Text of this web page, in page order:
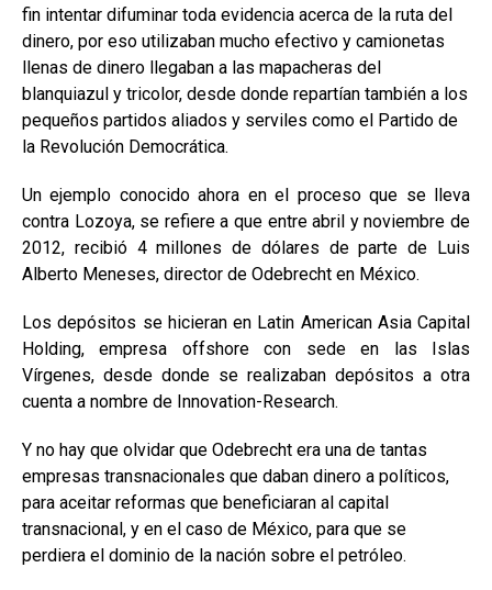
fin intentar difuminar toda evidencia acerca de la ruta del
dinero, por eso utilizaban mucho efectivo y camionetas
llenas de dinero llegaban a las mapacheras del
blanquiazul y tricolor, desde donde repartían también a los
pequeños partidos aliados y serviles como el Partido de
la Revolución Democrática.
Un ejemplo conocido ahora en el proceso que se lleva
contra Lozoya, se refiere a que entre abril y noviembre de
2012, recibió 4 millones de dólares de parte de Luis
Alberto Meneses, director de Odebrecht en México.
Los depósitos se hicieran en Latin American Asia Capital
Holding, empresa offshore con sede en las Islas
Vírgenes, desde donde se realizaban depósitos a otra
cuenta a nombre de Innovation-Research.
Y no hay que olvidar que Odebrecht era una de tantas
empresas transnacionales que daban dinero a políticos,
para aceitar reformas que beneficiaran al capital
transnacional, y en el caso de México, para que se
perdiera el dominio de la nación sobre el petróleo.